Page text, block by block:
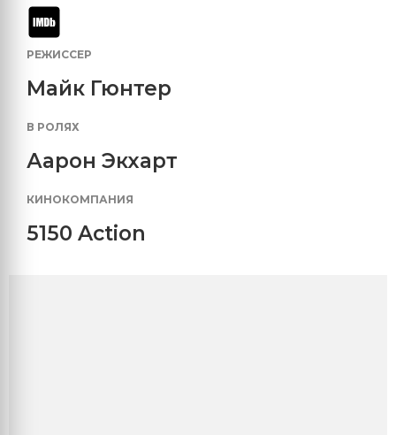
РЕЖИССЕР
Майк Гюнтер
В РОЛЯХ
Аарон Экхарт
КИНОКОМПАНИЯ
5150 Action